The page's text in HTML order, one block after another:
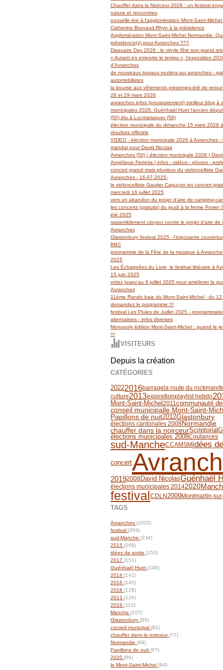
Janvier(14)
Février(19)
Janvier(14)
Mars(29)
Février(18)
Janvier(13)
Avril(27)
Mars(62)
Février(39)
Janvier(5)
Mai(14)
Avril(6)
Mars(6)
Février(2)
Janvier(3)
Chauffer dans la Noirceur 2026 : un festival
nature et rencontres
nouvelle ère à l'agglomération Mont-Saint-
Catherine Brunaud-Rhyn à la présidence
Agglomération Mont-Saint-Michel Normandie.
présidence(s) pour Avranches ???
Disquaire Day 2026 : le vinyle fête son grand
« Autant en emporte le temps », l'exposition
d'Avranches
de nouveaux travaux routiers sur avranches -
automobilistes
la bourse aux vêtements printemps-été de retour
28 et 29 mars 2026
avranches infos (provisoirement) meilleur blog à
municipales 2026. Guénhaël Huet l'ancien
(50) élu à Locmariaquer (56)
élection municipale du dimanche 15 mars 2026
résultats officiels
VIDEO - élection municipale 2026 à Avranches -
mandat pour David Nicolas
Avranches (50) | élection municipale 2026 |
Angélique Ferreira | infos - vidéos - photos -
concert gratuit mais pluvieux du violoncelliste
Avranches - 16-07-2025-
le violoncelliste Gautier Capuçon en concert
mercredi 16 juillet 2025
vers un abandon du projet d'aire de camping-
les concerts (gratuits) du jeudi à la ferme Power
été 2025
rassemblement citoyen contre le projet d'aire de
Avranches
Glastonbury festival 2025 - l'imposante
BBC
programme de la Fête de la musique à
2025
Les Échappées du Livre, le festival littéraire à
15 juin 2025
votez jusqu'au 6 juillet 2025 pour améliorer la
Avranches
11ème Rando baie du Mont-Saint-Michel - du
demandez le programme !!!
festival Les Pluies de Juillet 2025 -
alternatives - infos diverses
Monopoly édition Mont-Saint-Michel : quand le
!!!
VISITEURS
Depuis la création
CATÉGORIES
20222016barrage la route du rock
culture2013expositionplaylist hebdo
Mont-Saint-Michel 2011communauté
conseil municipalle Mont-Saint-
Papillons de nuit2012Glastonbury
élections cantonales 2008Normandie
chauffer dans la noirceurScriptorial
élections municipales 2008Coutances
sud-MancheCCAMSM idées
concert
20192008David NicolasGuénhaël
élections municipales 20142020
festival CDLN2009Montmartin-
TAGS
Avranches (1020)
festival (359)
sud-Manche (234)
2015 (168)
idées de sortie (153)
2017 (151)
Guénhaël Huet (148)
2014 (141)
2016 (140)
2018 (128)
2013 (126)
2019 (112)
Manche (107)
Glastonbury (85)
conseil municipal (82)
chauffer dans la noirceur(77)
Normandie (69)
Papillons de nuit (67)
2020 (66)
le Mont-Saint-Michel (64)